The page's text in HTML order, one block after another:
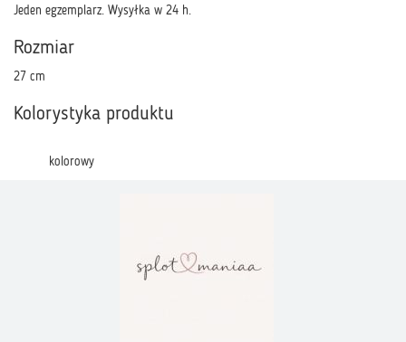
Jeden egzemplarz. Wysyłka w 24 h.
Rozmiar
27 cm
Kolorystyka produktu
kolorowy